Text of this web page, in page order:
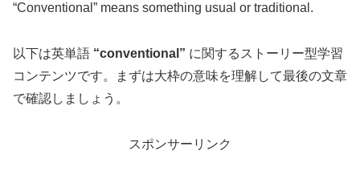
“Conventional” means something usual or traditional.
以下は英単語 “conventional” に関するストーリー型学習
コンテンツです。まずは大枠の意味を理解して最後の文章
で確認しましょう。
スポンサーリンク